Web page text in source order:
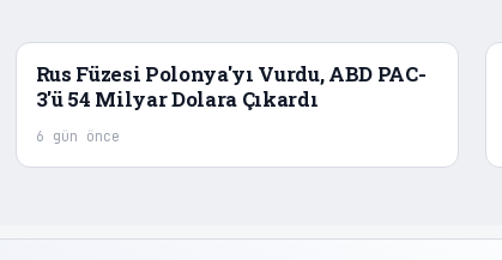
Rus Füzesi Polonya'yı Vurdu, ABD PAC-
3'ü 54 Milyar Dolara Çıkardı
6 gün önce